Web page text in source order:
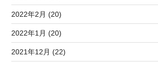
2022年2月 (20)
2022年1月 (20)
2021年12月 (22)